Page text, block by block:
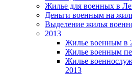
Жилье для военных в
Деньги военным на
Выделение жилья
2013
Жилье военным в
Жилье военным
Жилье
2013